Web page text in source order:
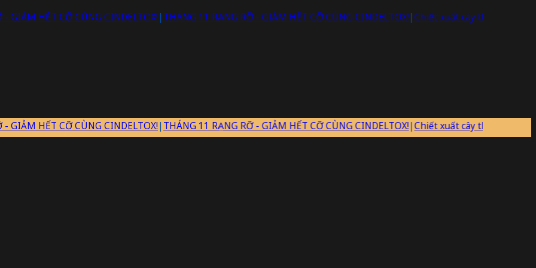
CỠ CÙNG CINDELTOX!|THÁNG 11 RẠNG RỠ - GIẢM HẾT CỠ CÙNG CINDELTOX!|Chiết xuất cây thiên ma có những tác
CỠ CÙNG CINDELTOX!|THÁNG 11 RẠNG RỠ - GIẢM HẾT CỠ CÙNG CINDELTOX!|Chiết xuất cây thiên ma có những tác